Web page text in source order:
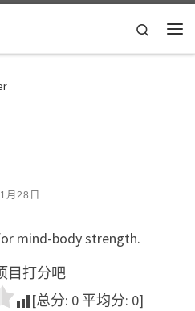
Search
月28日
mind-body strength.
目打分吧
[总分: 0 平均分: 0]